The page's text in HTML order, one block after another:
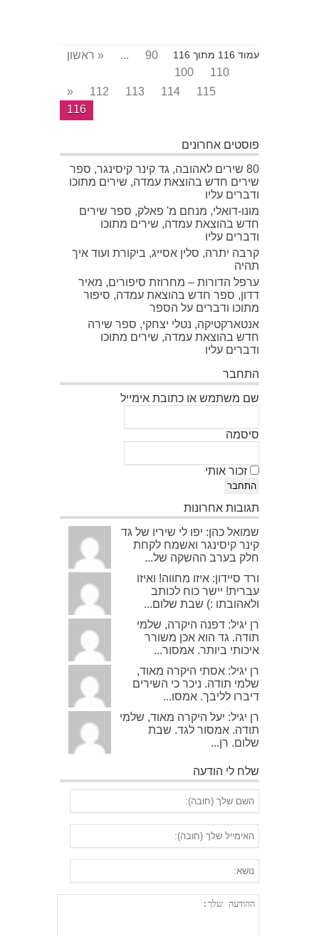
עמוד 116 מתוך 116 « ראשון ...
90
100
110
«
112 113 114
115
116
פוסטים אחרונים
80 שירים לאהובה, גד קינר קיסינגר, ספר
שירים חדש בהוצאת עמדה, שירים מתוכו
ודברים עליו
מונו-דואלי, מנחם מ' פאלק, ספר שירים
חדש בהוצאת עמדה, שירים מתוכו
ודברים עליו
קרבה יתרה, סלין אסייג, ביקורת ועוד איך
תהיה
ערפל הדורות – מחרוזת סיפורים, מאיר
דדון, ספר חדש בהוצאת עמדה, סיפור
מתוכו ודברים על הספר
אנטארקטיקה, נטלי יצחקי, ספר שירה
חדש בהוצאת עמדה, שירים מתוכו
ודברים עליו
התחבר
שם משתמש או כתובת אימייל
סיסמה
זכור אותי
התחבר
תגובות אחרונות
שמואל כהן: יפו לי שיריו של גד
קינר קיסינגר ואשמח לקחת
חלק בערב ההשקה של...
ורד סיידון: איזו מחווה! ואיזו
עברית! יישר כוח לכותב
ולאהובתו :) שבת שלום...
רן יגיל: דפנה היקרה, שלמי
תודה. גד הוא אכן משורר
איכותי ביותר. אמסור...
רן יגיל: אסתי היקרה מאוד,
שלמי תודה. ניכר כי השירים
דיברו לליבך. אמסו...
רן יגיל: יעל היקרה מאוד, שלמי
תודה. אמסור לגד. שבת
שלום. רן...
שלח לי הודעה